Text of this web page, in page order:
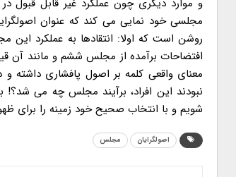
مجلسی خود نمایی می کند که عنوان
روشن است که اولا: انتقادها به عملکرد
افتضاحات برآمده از مجلس ششم و مانند آن
معنای واقعی کلمه بر اصول پافشاری داشته
نبودند این افراد، برآیند مجلس چه می شد؟!
شویم و با انتخاب صحیح خود زمینه را برای
اصولگرایان مجلس